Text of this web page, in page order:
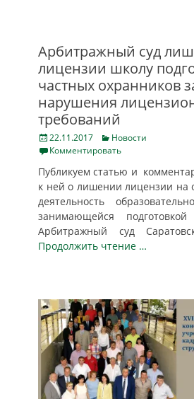
Арбитражный суд
лицензии школу
частных охранников
нарушения
требований
Posted
on
22.11.2017 Categories
Новости
Комментировать
Публикуем статью и
к ней о лишении лицензии на
деятельность
занимающейся
Арбитражный суд
Продолжить чтение …